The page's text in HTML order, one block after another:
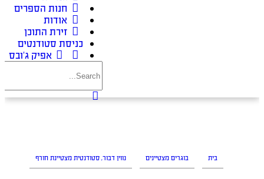
חנות הספרים
אודות
זירת התוכן
כניסת סטודנטים
אפיק ג’ובס
בית בוגרים מצטיינים נווין דבור, סטודנטית מצטיינת חורף